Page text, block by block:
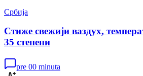
Србија
Стиже свежији ваздух,
35 степени
pre 00 minuta